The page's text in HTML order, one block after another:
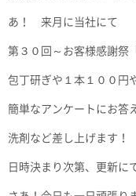
あ！ 来月に当社にて
第３０回～お客様感謝祭
包丁研ぎや１本１００円
簡単なアンケートにお答
洗剤など差し上げます！
日時決まり次第、更新に